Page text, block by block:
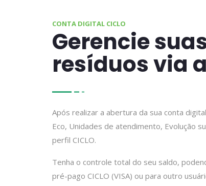
CONTA DIGITAL CICLO
Gerencie
resíduos via
Após realizar a abertura da sua conta
Eco, Unidades de atendimento, Evolução
perfil CICLO.
Tenha o controle total do seu saldo,
pré-pago CICLO (VISA) ou para outro